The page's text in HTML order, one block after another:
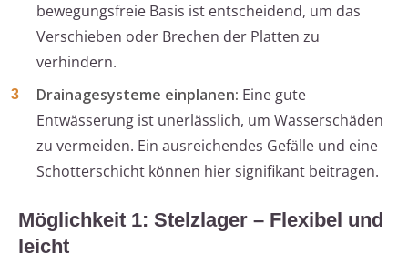
bewegungsfreie Basis ist entscheidend, um das
Verschieben oder Brechen der Platten zu
verhindern.
Drainagesysteme einplanen: Eine gute
Entwässerung ist unerlässlich, um Wasserschäden
zu vermeiden. Ein ausreichendes Gefälle und eine
Schotterschicht können hier signifikant beitragen.
Möglichkeit 1: Stelzlager – Flexibel und
leicht